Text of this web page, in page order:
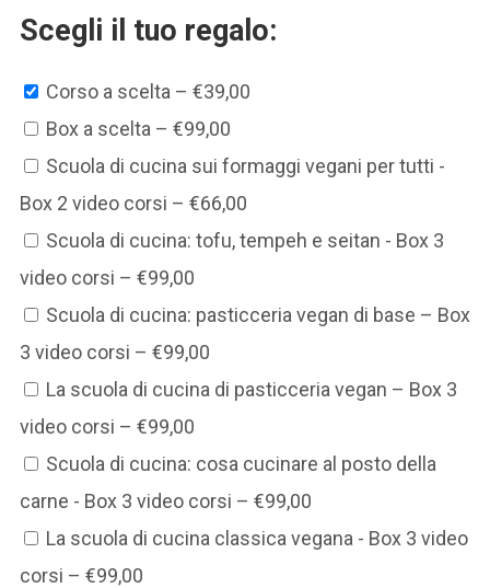
Scegli il tuo regalo:
Corso a scelta – €39,00
Box a scelta – €99,00
Scuola di cucina sui formaggi vegani per tutti -
Box 2 video corsi – €66,00
Scuola di cucina: tofu, tempeh e seitan - Box 3
video corsi – €99,00
Scuola di cucina: pasticceria vegan di base – Box
3 video corsi – €99,00
La scuola di cucina di pasticceria vegan – Box 3
video corsi – €99,00
Scuola di cucina: cosa cucinare al posto della
carne - Box 3 video corsi – €99,00
La scuola di cucina classica vegana - Box 3 video
corsi – €99,00